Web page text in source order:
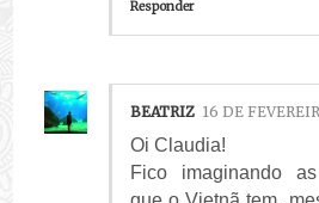
Responder
BEATRIZ 16 DE
Oi Claudia!
Fico imaginando